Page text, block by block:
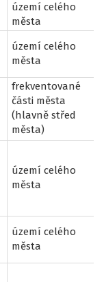
území celého
města
území celého
města
frekventované
části města
(hlavně střed
města)
území celého
města
území celého
města